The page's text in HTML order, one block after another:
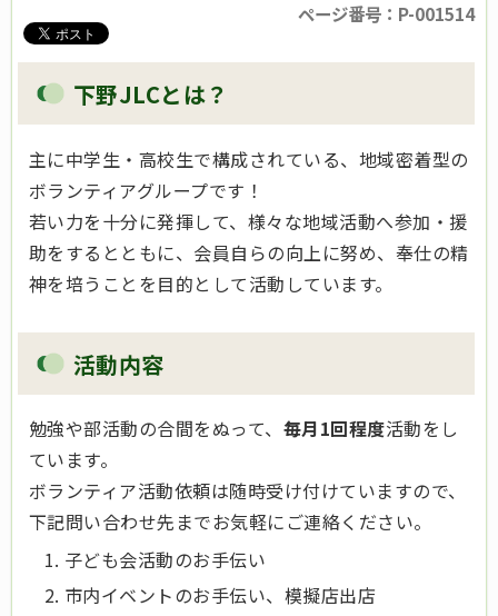
ページ番号：P-001514
下野JLCとは？
主に中学生・高校生で構成されている、地域密着型の
ボランティアグループです！
若い力を十分に発揮して、様々な地域活動へ参加・援
助をするとともに、会員自らの向上に努め、奉仕の精
神を培うことを目的として活動しています。
活動内容
勉強や部活動の合間をぬって、 毎月1回程度活動をし
ています。
ボランティア活動依頼は随時受け付けていますので、
下記問い合わせ先までお気軽にご連絡ください。
子ども会活動のお手伝い
市内イベントのお手伝い、模擬店出店